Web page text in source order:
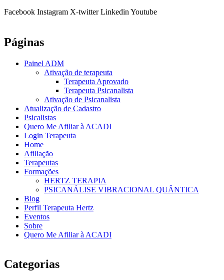
Facebook Instagram X-twitter Linkedin Youtube
Páginas
Painel ADM
Ativação de terapeuta
Terapeuta Aprovado
Terapeuta Psicanalista
Ativação de Psicanalista
Atualização de Cadastro
Psicalistas
Quero Me Afiliar à ACADI
Login Terapeuta
Home
Afiliação
Terapeutas
Formações
HERTZ TERAPIA
PSICANÁLISE VIBRACIONAL QUÂNTICA
Blog
Perfil Terapeuta Hertz
Eventos
Sobre
Quero Me Afiliar à ACADI
Categorias